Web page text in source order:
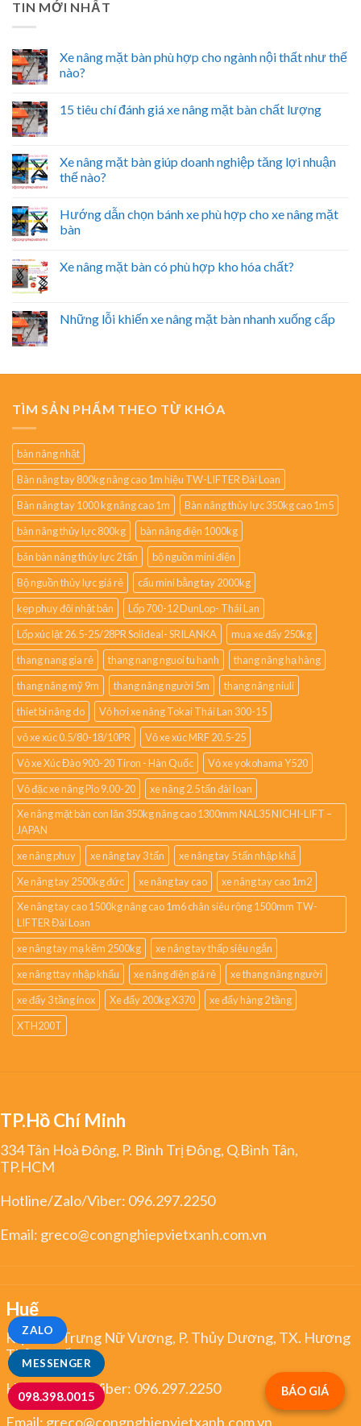
MESSENGER
ZALO
098.398.0015
TIN MỚI NHẤT
Xe nâng mặt bàn phù hợp cho ngành nội thất như thế
nào?
15 tiêu chí đánh giá xe nâng mặt bàn chất lượng
Xe nâng mặt bàn giúp doanh nghiệp tăng lợi nhuận
thế nào?
Hướng dẫn chọn bánh xe phù hợp cho xe nâng mặt
bàn
Xe nâng mặt bàn có phù hợp kho hóa chất?
Những lỗi khiến xe nâng mặt bàn nhanh xuống cấp
TÌM SẢN PHẨM THEO TỪ KHÓA
bàn nâng nhật
Bàn nâng tay 800kg nâng cao 1m hiệu TW-LIFTER Đài Loan
Bàn nâng tay 1000 kg nâng cao 1m
Bàn nâng thủy lực 350kg cao 1m5
bàn nâng thủy lực 800kg
bàn nâng điện 1000kg
bán bàn nâng thủy lực 2 tấn
bộ nguồn mini điện
Bộ nguồn thủy lực giá rẻ
cẩu mini bằng tay 2000kg
kẹp phuy đôi nhật bản
Lốp 700-12 DunLop- Thái Lan
Lốp xúc lật 26.5-25/28PR Solideal- SRILANKA
mua xe đẩy 250kg
thang nang gia rẻ
thang nang nguoi tu hanh
thang nâng hạ hàng
thang nâng mỹ 9m
thang nâng người 5m
thang nâng niuli
thiet bi nâng do
Vỏ hơi xe nâng Tokai Thái Lan 300-15
vỏ xe xúc 0.5/80-18/10PR
Vỏ xe xúc MRF 20.5-25
Vỏ xe Xúc Đào 900-20 Tiron - Hàn Quốc
Vỏ xe yokohama Y520
Vỏ đặc xe nâng Pio 9.00-20
xe nâng 2.5 tấn đài loan
Xe nâng mặt bàn con lăn 350kg nâng cao 1300mm NAL35 NICHI-LIFT –
JAPAN
xe nâng phuy
xe nâng tay 3 tấn
xe nâng tay 5 tấn nhập khẩ
Xe nâng tay 2500kg đức
xe nâng tay cao
xe nâng tay cao 1m2
Xe nâng tay cao 1500kg nâng cao 1m6 chân siêu rộng 1500mm TW-
LIFTER Đài Loan
xe nâng tay mạ kẽm 2500kg
xe nâng tay thấp siêu ngắn
xe nâng ttay nhập khẩu
xe nâng điện giá rẻ
xe thang nâng người
xe đẩy 3 tầng inox
Xe đẩy 200kg X370
xe đẩy hàng 2 tầng
XTH200T
TP.Hồ Chí Minh
334 Tân Hoà Đông, P. Bình Trị Đông, Q.Bình Tân,
TP.HCM
Hotline/Zalo/Viber: 096.297.2250
Email: greco@congnghiepvietxanh.com.vn
Huế
Kiệt 344 Trưng Nữ Vương, P. Thủy Dương, TX. Hương
Thủy, Huế
Hotline/Zalo/Viber: 096.297.2250
Email: greco@congnghiepvietxanh.com.vn
BÁO GIÁ